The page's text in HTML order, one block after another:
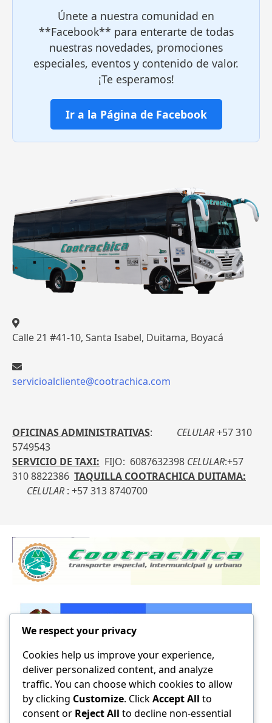
Únete a nuestra comunidad en
**Facebook** para enterarte de todas
nuestras novedades, promociones
especiales, eventos y contenido de valor.
¡Te esperamos!
Ir a la Página de Facebook
Calle 21 #41-10, Santa Isabel, Duitama, Boyacá
servicioalcliente@cootrachica.com
OFICINAS ADMINISTRATIVAS: CELULAR+57 310
5749543
SERVICIO DE TAXI: FIJO: 6087632398 CELULAR:+57
310 8822386 TAQUILLA COOTRACHICA DUITAMA:
CELULAR : +57 313 8740700
We respect your privacy
Cookies help us improve your experience,
deliver personalized content, and analyze
traffic. You can choose which cookies to allow
by clicking Customize. ClickAccept All to
consent or Reject All to decline non-essential